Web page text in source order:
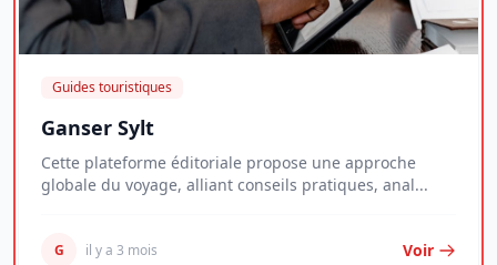
Guides touristiques
Ganser Sylt
Cette plateforme éditoriale propose une approche
globale du voyage, alliant conseils pratiques, anal...
G il y a 3 mois Voir